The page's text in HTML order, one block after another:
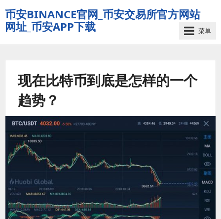
币安BINANCE官网_币安交易所官方网站
网址_币安APP下载
菜单
现在比特币到底是怎样的一个
趋势？